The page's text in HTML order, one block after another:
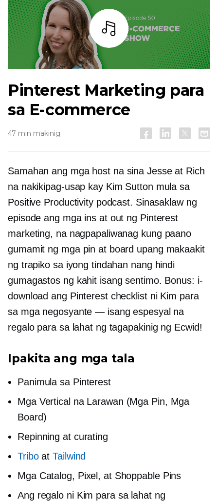
Pinterest Marketing para
sa E-commerce
47 min makinig
Samahan ang mga host na sina Jesse at Rich
na nakikipag-usap kay Kim Sutton mula sa
Positive Productivity podcast. Sinasaklaw ng
episode ang mga ins at out ng Pinterest
marketing, na nagpapaliwanag kung paano
gumamit ng mga pin at board upang makaakit
ng trapiko sa iyong tindahan nang hindi
gumagastos ng kahit isang sentimo. Bonus: i-
download ang Pinterest checklist ni Kim para
sa mga negosyante — isang espesyal na
regalo para sa lahat ng tagapakinig ng Ecwid!
Ipakita ang mga tala
Panimula sa Pinterest
Mga Vertical na Larawan (Mga Pin, Mga
Board)
Repinning at curating
TriboatTailwind
Mga Catalog, Pixel, at Shoppable Pins
Ang regalo ni Kim para sa lahat ng